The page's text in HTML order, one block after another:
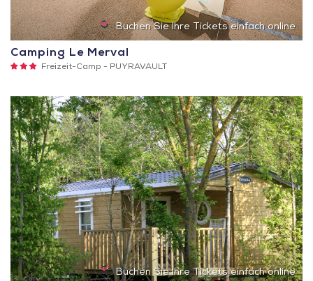
Buchen Sie Ihre Tickets einfach online
Camping Le Merval
Freizeit-Camp - PUYRAVAULT
Buchen Sie Ihre Tickets einfach online